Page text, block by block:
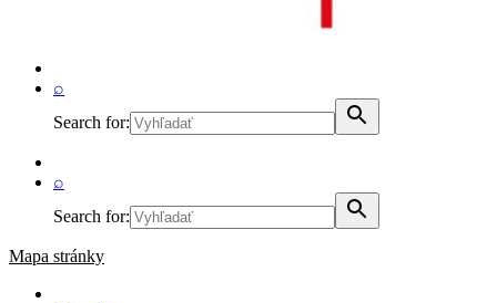
⌕
Search for:
⌕
Search for:
Mapa stránky